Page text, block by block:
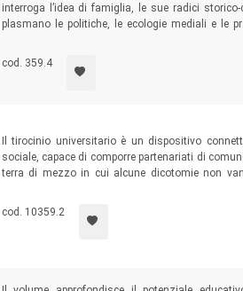
interroga l’idea di famiglia, le sue radici
plasmano le politiche, le ecologie mediali e le
lavorerà con le famiglie non solo un
esempi, esercizi e storie.
cod. 359.4
Il tirocinio universitario è un dispositivo
sociale, capace di comporre partenariati di
terra di mezzo in cui alcune dicotomie non
interpretato come esperienza ponte tra la
l’incrocio.
cod. 10359.2